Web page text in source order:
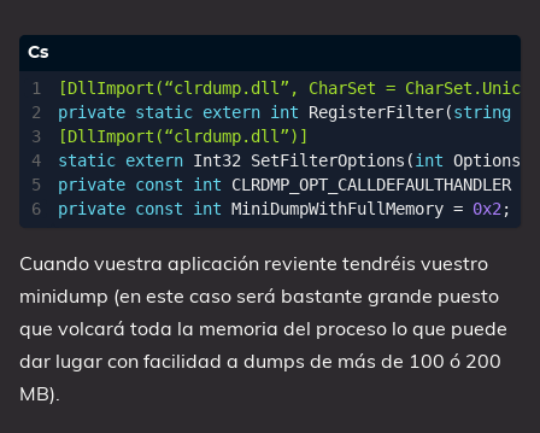
4
6
[DllImport(“clrdump.dll”, CharSet =
private static extern int RegisterFilter(string
[DllImport(“clrdump.dll”)]
static extern Int32 SetFilterOptions (int Options
private const int CLRDMP_OPT_CALLDEFAULTHANDLER
private const int MiniDumpWithFullMemory = 0x2 ;
Cuando vuestra aplicación reviente tendréis vuestro
minidump (en este caso será bastante grande puesto
que volcará toda la memoria del proceso lo que puede
dar lugar con facilidad a dumps de más de 100 ó 200
MB).